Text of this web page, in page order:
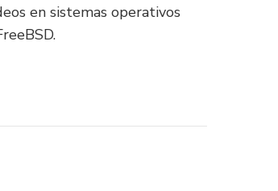
en sistemas operativos